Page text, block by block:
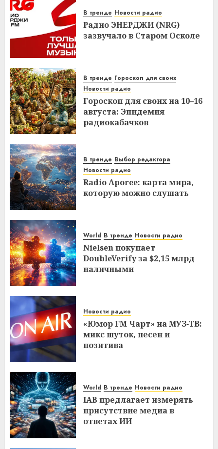
В тренде Новости радио
Радио ЭНЕРДЖИ (NRG)
зазвучало в Старом Осколе
В тренде Гороскоп для своих
Новости радио
Гороскоп для своих на 10–16
августа: Эпидемия
радиокабачков
В тренде Выбор редактора
Новости радио
Radio Aporee: карта мира,
которую можно слушать
World В тренде Новости радио
Nielsen покупает
DoubleVerify за $2,15 млрд
наличными
Новости радио
«Юмор FM Чарт» на МУЗ‑ТВ:
микс шуток, песен и
позитива
World В тренде Новости радио
IAB предлагает измерять
присутствие медиа в
ответах ИИ